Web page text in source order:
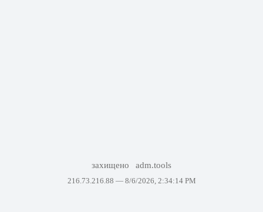
захищено adm.tools
216.73.216.88 — 8/6/2026, 2:34:14 PM